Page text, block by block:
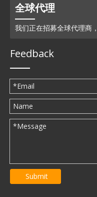
全球代理
我们正在招募全球代理商
Feedback
Submit